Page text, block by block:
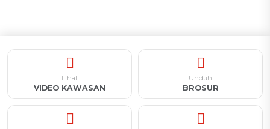
LIhat
VIDEO KAWASAN
Unduh
BROSUR